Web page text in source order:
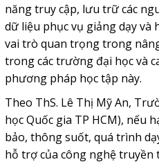
năng truy cập, lưu trữ các
dữ liệu phục vụ giảng dạy và
vai trò quan trọng trong
trong các trường đại học và
phương pháp học tập này.
Theo ThS. Lê Thị Mỹ An,
học Quốc gia TP HCM), nếu
bảo, thông suốt, quá trình
hỗ trợ của công nghệ